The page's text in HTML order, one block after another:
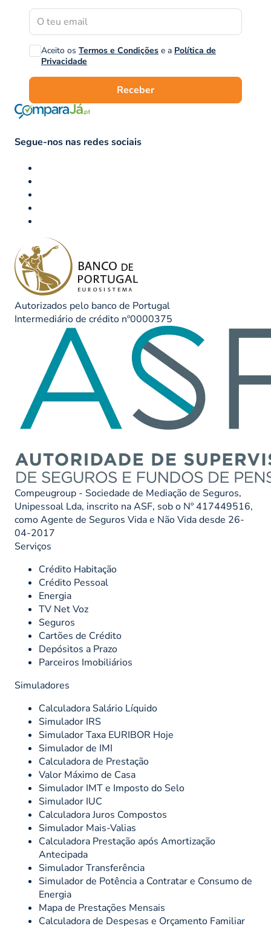
Aceito os Termos e Condições e a Política de
Privacidade
Receber
Segue-nos nas redes sociais
Autorizados pelo banco de Portugal
Intermediário de crédito nº0000375
Compeugroup - Sociedade de Mediação de Seguros,
Unipessoal Lda, inscrito na ASF, sob o Nº 417449516,
como Agente de Seguros Vida e Não Vida desde 26-
04-2017
Serviços
Crédito Habitação
Crédito Pessoal
Energia
TV Net Voz
Seguros
Cartões de Crédito
Depósitos a Prazo
Parceiros Imobiliários
Simuladores
Calculadora Salário Líquido
Simulador IRS
Simulador Taxa EURIBOR Hoje
Simulador de IMI
Calculadora de Prestação
Valor Máximo de Casa
Simulador IMT e Imposto do Selo
Simulador IUC
Calculadora Juros Compostos
Simulador Mais-Valias
Calculadora Prestação após Amortização
Antecipada
Simulador Transferência
Simulador de Potência a Contratar e Consumo de
Energia
Mapa de Prestações Mensais
Calculadora de Despesas e Orçamento Familiar